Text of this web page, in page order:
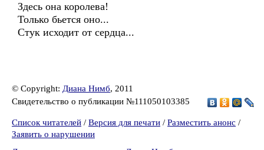
Здесь она королева!
Только бьется оно...
Стук исходит от сердца...
© Copyright: Диана Нимб, 2011
Свидетельство о публикации №111050103385
Список читателей / Версия для печати / Разместить анонс /
Заявить о нарушении